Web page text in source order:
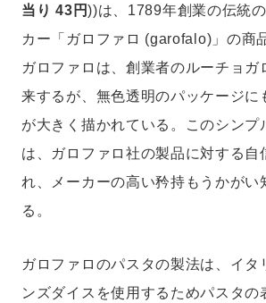
当り 43円))は、1789年創業の伝統
カー「ガロファロ (garofalo)」の商
ガロファロは、創業者のルーチョガ
来するが、無色透明のパッケージに
が大きく描かれている。このシンプ
は、ガロファロ社の製品に対する自
れ、メーカーの高い矜持もうかがい
る。
ガロファロのパスタの製法は、イタ
ンズダイスを使用するためパスタの